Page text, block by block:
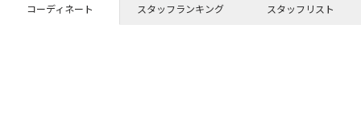
コーディネート スタッフランキング スタッフリスト